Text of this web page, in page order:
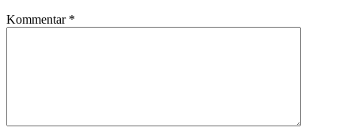
Kommentar *